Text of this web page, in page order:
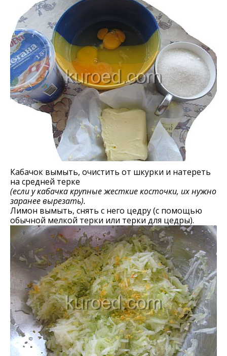
Кабачок вымыть, очистить от шкурки и натереть
на средней терке
(если у кабачка крупные жесткие косточки, их нужно
заранее вырезать).
Лимон вымыть, снять с него цедру (с помощью
обычной мелкой терки или терки для цедры).